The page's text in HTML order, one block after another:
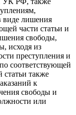
виде лишения
части статьи и
свободы,
исходя из
преступления и
соответствующей
также
к
свободы и
или